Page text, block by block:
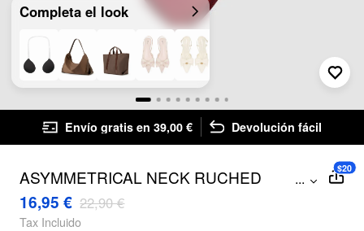
Completa el look
Envío gratis en 39,00 € Devolución fácil
ASYMMETRICAL NECK RUCHED
BODYSUIT
...
16,95 € 22,90 €
Tax Incluido
$20